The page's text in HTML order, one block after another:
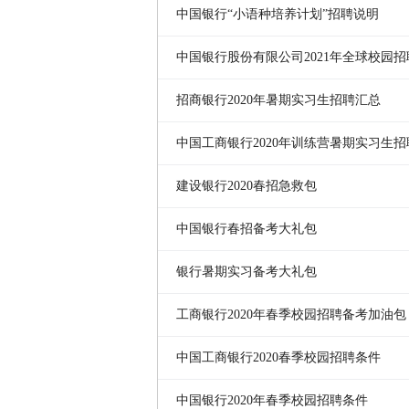
中国银行“小语种培养计划”招聘说明
中国银行股份有限公司2021年全球校园
招商银行2020年暑期实习生招聘汇总
中国工商银行2020年训练营暑期实习生
建设银行2020春招急救包
中国银行春招备考大礼包
银行暑期实习备考大礼包
工商银行2020年春季校园招聘备考加油包
中国工商银行2020春季校园招聘条件
中国银行2020年春季校园招聘条件